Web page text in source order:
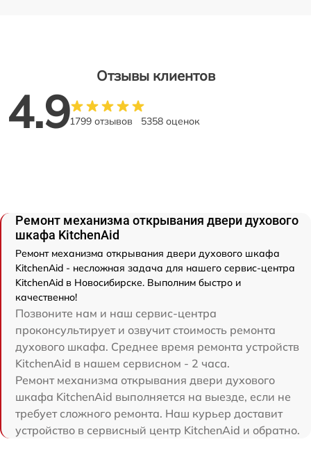
Отзывы клиентов
4.91799 отзывов 5358 оценок
Ремонт механизма открывания двери духового
шкафа KitchenAid
Ремонт механизма открывания двери духового шкафа
KitchenAid - несложная задача для нашего сервис-центра
KitchenAid в Новосибирске. Выполним быстро и
качественно!
Позвоните нам и наш сервис-центра
проконсультирует и озвучит стоимость ремонта
духового шкафа. Среднее время ремонта устройств
KitchenAid в нашем сервисном - 2 часа.
Ремонт механизма открывания двери духового
шкафа KitchenAid выполняется на выезде, если не
требует сложного ремонта. Наш курьер доставит
устройство в сервисный центр KitchenAid и обратно.